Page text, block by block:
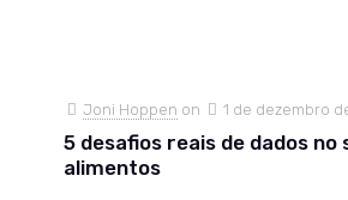
Joni Hoppen on 1 de dezembro
5 desafios reais de dados no
alimentos